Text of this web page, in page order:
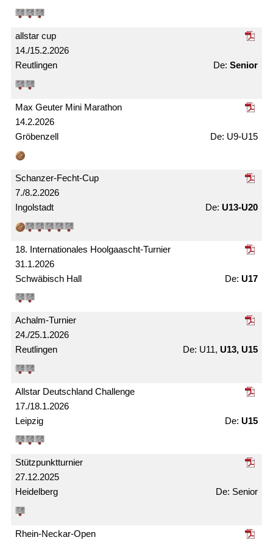
14./15.2.2026
allstar cup
Reutlingen Senior
14.2.2026
Max Geuter Mini Marathon
Gröbenzell U9-U15
7./8.2.2026
Schanzer-Fecht-Cup
Ingolstadt U13-U20
31.1.2026
18. Internationales Hoolgaascht-Turnier
Schwäbisch Hall U17
24./25.1.2026
Achalm-Turnier
Reutlingen U11, U13, U15
17./18.1.2026
Allstar Deutschland Challenge
Leipzig U15
27.12.2025
Stützpunkt­turnier
Heidelberg Senior
Rhein-Neckar-Open